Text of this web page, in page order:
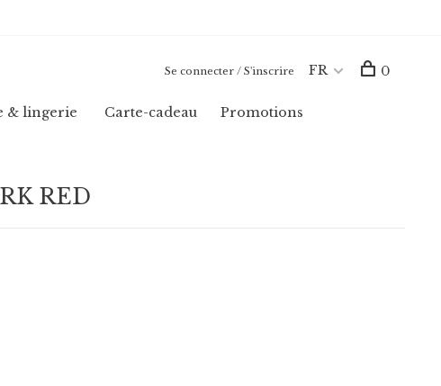
& lingerie Carte-cadeau
Promotions
Se connecter / S'inscrire FR 0
RED